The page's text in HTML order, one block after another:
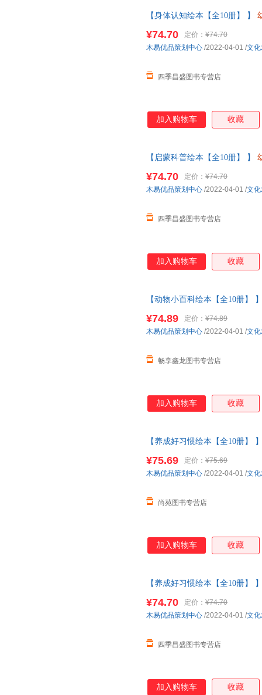
【身体认知绘本【全10册】 】
¥74.70 定价： ¥74.70
四季昌盛图书专营店
木易优品策划中心 /2022-04-01 /文
加入购物车 收藏
【启蒙科普绘本【全10册】 】
¥74.70 定价： ¥74.70
四季昌盛图书专营店
木易优品策划中心 /2022-04-01 /文
加入购物车 收藏
【动物小百科绘本【全10册】
当客服
¥74.89 定价： ¥74.89
畅享鑫龙图书专营店
木易优品策划中心 /2022-04-01 /文
加入购物车 收藏
【养成好习惯绘本【全10册】
【让您无忧购物】
¥75.69 定价： ¥75.69
尚苑图书专营店
木易优品策划中心 /2022-04-01 /文
加入购物车 收藏
【养成好习惯绘本【全10册】
¥74.70 定价： ¥74.70
四季昌盛图书专营店
木易优品策划中心 /2022-04-01 /文
加入购物车 收藏